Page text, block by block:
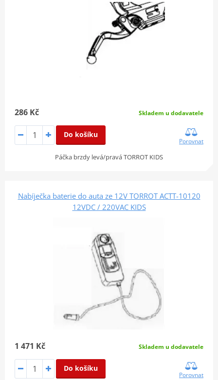
286 Kč Skladem u dodavatele
Do košíku
Porovnat
Páčka brzdy levá/pravá TORROT KIDS
Nabíječka baterie do auta ze 12V TORROT ACTT-10120
12VDC / 220VAC KIDS
1 471 Kč Skladem u dodavatele
Do košíku
Porovnat